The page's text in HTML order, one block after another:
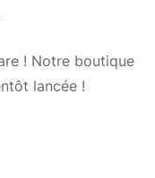
! Notre boutique
lancée !